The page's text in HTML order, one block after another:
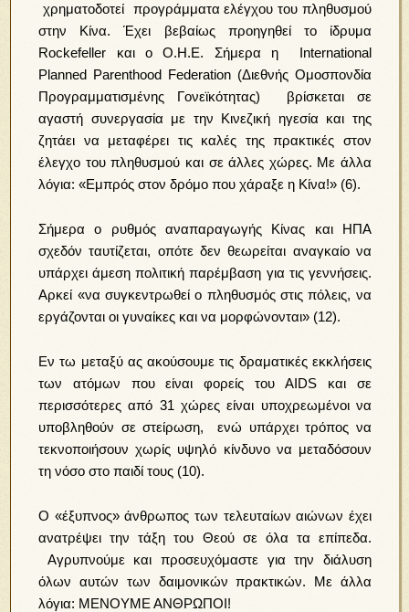
χρηματοδοτεί προγράμματα ελέγχου του πληθυσμού
στην Κίνα. Έχει βεβαίως προηγηθεί το ίδρυμα
Rockefeller και ο Ο.Η.Ε. Σήμερα η International
Planned Parenthood Federation (Διεθνής Ομοσπονδία
Προγραμματισμένης Γονεϊκότητας) βρίσκεται σε
αγαστή συνεργασία με την Κινεζική ηγεσία και της
ζητάει να μεταφέρει τις καλές της πρακτικές στον
έλεγχο του πληθυσμού και σε άλλες χώρες. Με άλλα
λόγια: «Εμπρός στον δρόμο που χάραξε η Κίνα!» (6).
Σήμερα ο ρυθμός αναπαραγωγής Κίνας και ΗΠΑ
σχεδόν ταυτίζεται, οπότε δεν θεωρείται αναγκαίο να
υπάρχει άμεση πολιτική παρέμβαση για τις γεννήσεις.
Αρκεί «να συγκεντρωθεί ο πληθυσμός στις πόλεις, να
εργάζονται οι γυναίκες και να μορφώνονται» (12).
Εν τω μεταξύ ας ακούσουμε τις δραματικές εκκλήσεις
των ατόμων που είναι φορείς του AIDS και σε
περισσότερες από 31 χώρες είναι υποχρεωμένοι να
υποβληθούν σε στείρωση, ενώ υπάρχει τρόπος να
τεκνοποιήσουν χωρίς υψηλό κίνδυνο να μεταδόσουν
τη νόσο στο παιδί τους (10).
Ο «έξυπνος» άνθρωπος των τελευταίων αιώνων έχει
ανατρέψει την τάξη του Θεού σε όλα τα επίπεδα.
Αγρυπνούμε και προσευχόμαστε για την διάλυση
όλων αυτών των δαιμονικών πρακτικών. Με άλλα
λόγια: ΜΕΝΟΥΜΕ ΑΝΘΡΩΠΟΙ!